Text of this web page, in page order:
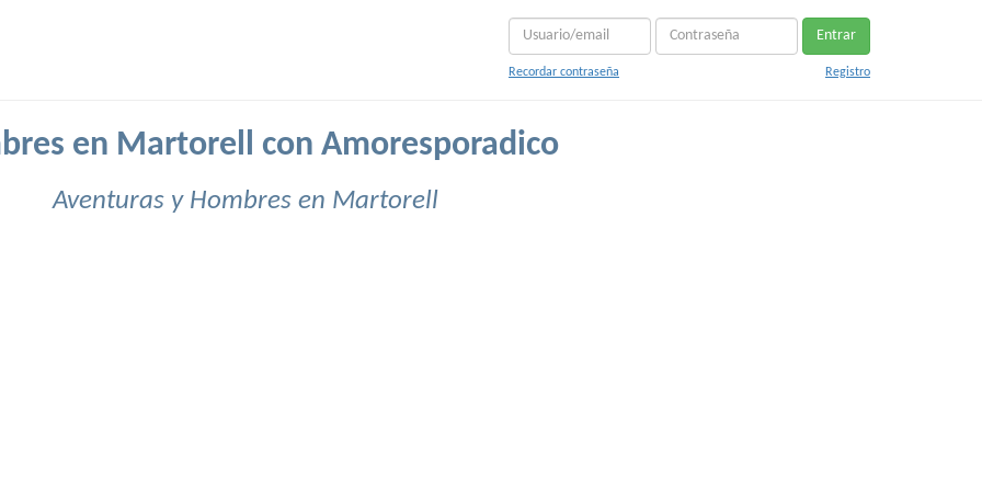
Entrar
Recordar contraseña Registro
en Martorell con Amoresporadico
Aventuras y Hombres en Martorell